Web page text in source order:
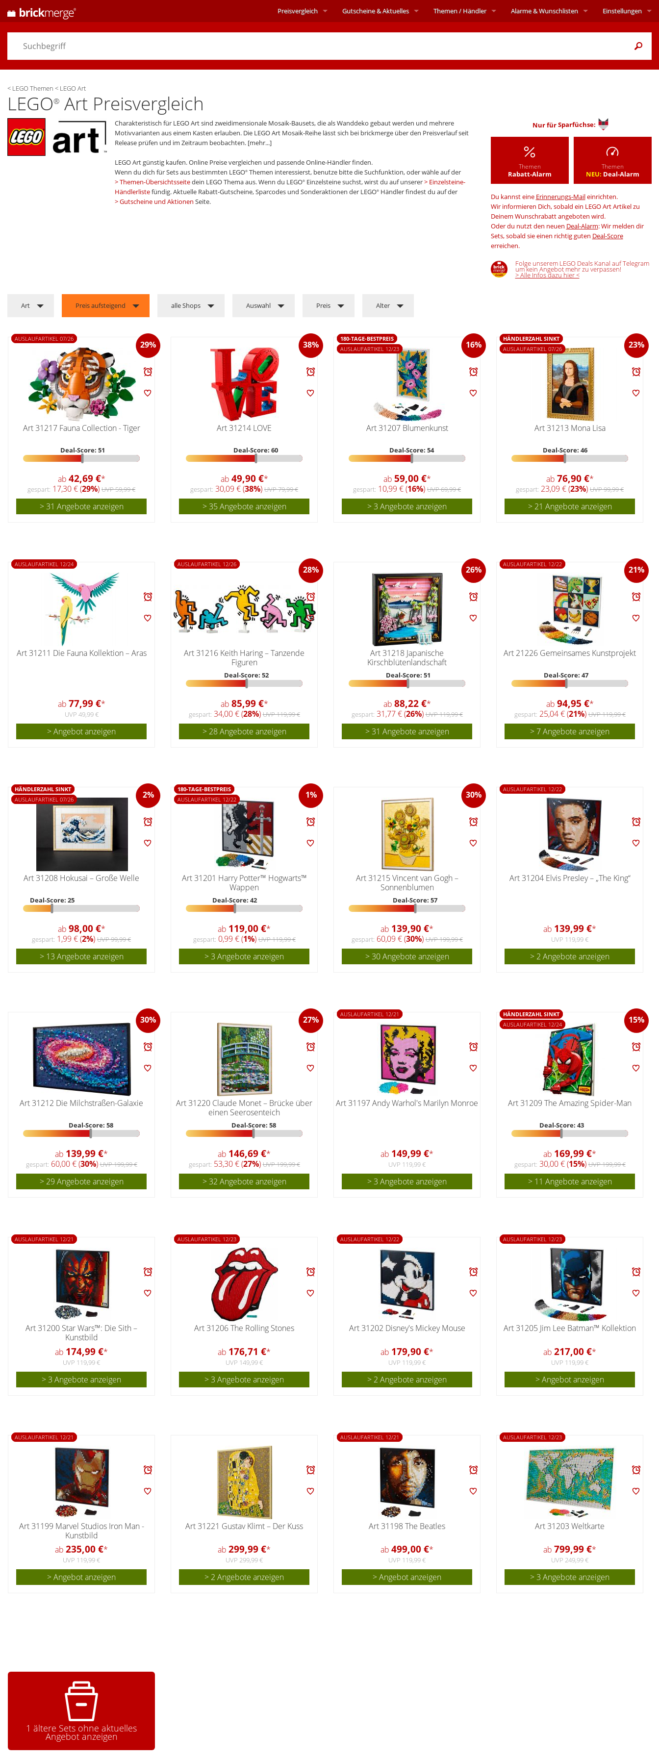
< LEGO Themen < LEGO Art
LEGO® Art Preisvergleich
Charakteristisch für LEGO Art sind zweidimensionale Mosaik-Bausets, die als Wanddeko gebaut werden und mehrere
Motivvarianten aus einem Kasten erlauben. Die LEGO Art Mosaik-Reihe lässt sich bei brickmerge über den Preisverlauf seit
Release prüfen und im Zeitraum beobachten. [mehr...]
LEGO Art günstig kaufen. Online Preise vergleichen und passende Online-Händler finden.
Wenn du dich für Sets aus bestimmten LEGO® Themen interessierst, benutze bitte die Suchfunktion, oder wähle auf der
Themen-Übersichtsseitedein LEGO Thema aus. Wenn du LEGO® Einzelsteine suchst, wirst du auf unserer
Einzelsteine-
Händlerlistefündig. Aktuelle Rabatt-Gutscheine, Sparcodes und Sonderaktionen der LEGO® Händler findest du auf der
Gutscheine und Aktionen Seite.
Nur fürSparfüchse:
Themen
Rabatt-Alarm
Themen
NEU: Deal-Alarm
Du kannst eine Erinnerungs-Maileinrichten.
Wir informieren Dich, sobald ein LEGO Art Artikel zu
Deinem Wunschrabatt angeboten wird.
Oder du nutzt den neuen Deal-Alarm: Wir melden dir
Sets, sobald sie einen richtig guten Deal-Score
erreichen.
Folge unserem LEGO Deals Kanal auf Telegram
um kein Angebot mehr zu verpassen!
> Alle Infos dazu hier <
Art Preis aufsteigend alle Shops Auswahl Preis Alter
29%
AUSLAUFARTIKEL 07/26
Art 31217 Fauna Collection - Tiger
Deal-Score: 51
ab 42,69 €*
gespart: 17,30 € (29%) UVP 59,99 €
> 31 Angebote anzeigen
38%
Art 31214 LOVE
Deal-Score: 60
ab 49,90 €*
gespart: 30,09 € (38%) UVP 79,99 €
> 35 Angebote anzeigen
16%
180-TAGE-BESTPREIS
AUSLAUFARTIKEL 12/23
Art 31207 Blumenkunst
Deal-Score: 54
ab 59,00 €*
gespart: 10,99 € (16%) UVP 69,99 €
> 3 Angebote anzeigen
23%
HÄNDLERZAHL SINKT
AUSLAUFARTIKEL 07/26
Art 31213 Mona Lisa
Deal-Score: 46
ab 76,90 €*
gespart: 23,09 € (23%) UVP 99,99 €
> 21 Angebote anzeigen
AUSLAUFARTIKEL 12/24
Art 31211 Die Fauna Kollektion – Aras
ab 77,99 €*
UVP 49,99 €
> Angebot anzeigen
28%
AUSLAUFARTIKEL 12/26
Art 31216 Keith Haring – Tanzende
Figuren
Deal-Score: 52
ab 85,99 €*
gespart: 34,00 € (28%)UVP 119,99 €
> 28 Angebote anzeigen
26%
Art 31218 Japanische
Kirschblütenlandschaft
Deal-Score: 51
ab 88,22 €*
gespart: 31,77 € (26%)UVP 119,99 €
> 31 Angebote anzeigen
21%
AUSLAUFARTIKEL 12/22
Art 21226 Gemeinsames Kunstprojekt
Deal-Score: 47
ab 94,95 €*
gespart: 25,04 € (21%)UVP 119,99 €
> 7 Angebote anzeigen
2%
HÄNDLERZAHL SINKT
AUSLAUFARTIKEL 07/26
Art 31208 Hokusai – Große Welle
Deal-Score: 25
ab 98,00 €*
gespart: 1,99 € (2%) UVP 99,99 €
> 13 Angebote anzeigen
1%
180-TAGE-BESTPREIS
AUSLAUFARTIKEL 12/22
Art 31201 Harry Potter™ Hogwarts™
Wappen
Deal-Score: 42
ab 119,00 €*
gespart: 0,99 € (1%)UVP 119,99 €
> 3 Angebote anzeigen
30%
Art 31215 Vincent van Gogh –
Sonnenblumen
Deal-Score: 57
ab 139,90 €*
gespart: 60,09 € (30%)UVP 199,99 €
> 30 Angebote anzeigen
AUSLAUFARTIKEL 12/22
Art 31204 Elvis Presley – „The King“
ab 139,99 €*
UVP 119,99 €
> 2 Angebote anzeigen
30%
Art 31212 Die Milchstraßen-Galaxie
Deal-Score: 58
ab 139,99 €*
gespart: 60,00 € (30%)UVP 199,99 €
> 29 Angebote anzeigen
27%
Art 31220 Claude Monet – Brücke über
einen Seerosenteich
Deal-Score: 58
ab 146,69 €*
gespart: 53,30 € (27%)UVP 199,99 €
> 32 Angebote anzeigen
AUSLAUFARTIKEL 12/21
Art 31197 Andy Warhol's Marilyn Monroe
ab 149,99 €*
UVP 119,99 €
> 3 Angebote anzeigen
15%
HÄNDLERZAHL SINKT
AUSLAUFARTIKEL 12/24
Art 31209 The Amazing Spider-Man
Deal-Score: 43
ab 169,99 €*
gespart: 30,00 € (15%)UVP 199,99 €
> 11 Angebote anzeigen
AUSLAUFARTIKEL 12/21
Art 31200 Star Wars™: Die Sith –
Kunstbild
ab 174,99 €*
UVP 119,99 €
> 3 Angebote anzeigen
AUSLAUFARTIKEL 12/23
Art 31206 The Rolling Stones
ab 176,71 €*
UVP 149,99 €
> 3 Angebote anzeigen
AUSLAUFARTIKEL 12/22
Art 31202 Disney's Mickey Mouse
ab 179,90 €*
UVP 119,99 €
> 2 Angebote anzeigen
AUSLAUFARTIKEL 12/23
Art 31205 Jim Lee Batman™ Kollektion
ab 217,00 €*
UVP 119,99 €
> Angebot anzeigen
AUSLAUFARTIKEL 12/21
Art 31199 Marvel Studios Iron Man -
Kunstbild
ab 235,00 €*
UVP 119,99 €
> Angebot anzeigen
Art 31221 Gustav Klimt – Der Kuss
ab 299,99 €*
UVP 299,99 €
> 2 Angebote anzeigen
AUSLAUFARTIKEL 12/21
Art 31198 The Beatles
ab 499,00 €*
UVP 119,99 €
> Angebot anzeigen
AUSLAUFARTIKEL 12/23
Art 31203 Weltkarte
ab 799,99 €*
UVP 249,99 €
> 3 Angebote anzeigen
1 ältere Sets ohne aktuelles
Angebot anzeigen
Preisvergleich Gutscheine &Aktuelles Themen/ Händler Alarme& Wunschlisten Einstellungen